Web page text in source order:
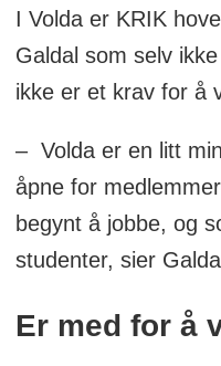
I Volda er KRIK
Galdal som selv
ikke er et krav for å
– Volda er en litt
åpne for
begynt å jobbe, og
studenter, sier
Er med for å